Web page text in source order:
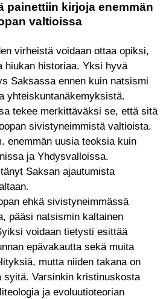
painettiin kirjoja enemmän
valtioissa
virheistä voidaan ottaa opiksi,
hiukan historiaa. Yksi hyvä
Saksassa ennen kuin natsismi
yhteiskuntanäkemyksistä.
tekee merkittäväksi se, että sitä
sivistyneimmistä valtioista.
enemmän uusia teoksia kuin
ja Yhdysvalloissa.
Saksan ajautumista
ehkä sivistyneimmässä
pääsi natsismin kaltainen
voidaan tietysti esittää
epävakautta sekä muita
mutta niiden takana on
syitä. Varsinkin kristinuskosta
ja evoluutioteorian